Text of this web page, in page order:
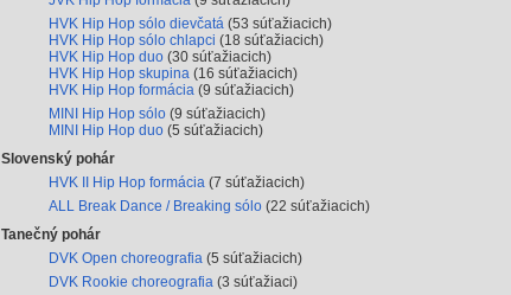
HVK Hip Hop sólo dievčatá (53 súťažiacich)
HVK Hip Hop sólo chlapci (18 súťažiacich)
HVK Hip Hop duo (30 súťažiacich)
HVK Hip Hop skupina (16 súťažiacich)
HVK Hip Hop formácia (9 súťažiacich)
MINI Hip Hop sólo (9 súťažiacich)
MINI Hip Hop duo (5 súťažiacich)
Slovenský pohár
HVK II Hip Hop formácia (7 súťažiacich)
ALL Break Dance / Breaking sólo (22 súťažiacich)
Tanečný pohár
DVK Open choreografia (5 súťažiacich)
DVK Rookie choreografia (3 súťažiaci)